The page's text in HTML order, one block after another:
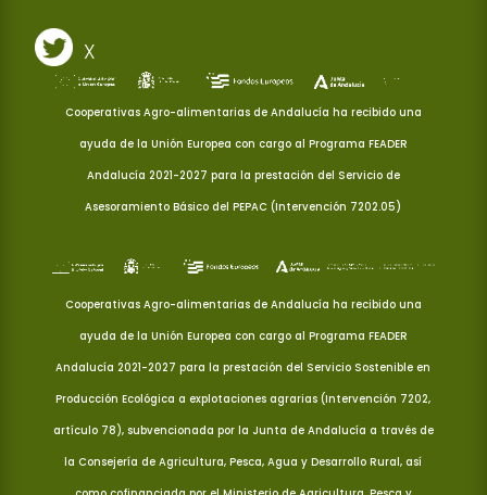
X
Cooperativas Agro-alimentarias de Andalucía ha recibido una
ayuda de la Unión Europea con cargo al Programa FEADER
Andalucía 2021-2027 para la prestación del Servicio de
Asesoramiento Básico del PEPAC (Intervención 7202.05)
Cooperativas Agro-alimentarias de Andalucía ha recibido una
ayuda de la Unión Europea con cargo al Programa FEADER
Andalucía 2021-2027 para la prestación del Servicio Sostenible en
Producción Ecológica a explotaciones agrarias (Intervención 7202,
artículo 78), subvencionada por la Junta de Andalucía a través de
la Consejería de Agricultura, Pesca, Agua y Desarrollo Rural, así